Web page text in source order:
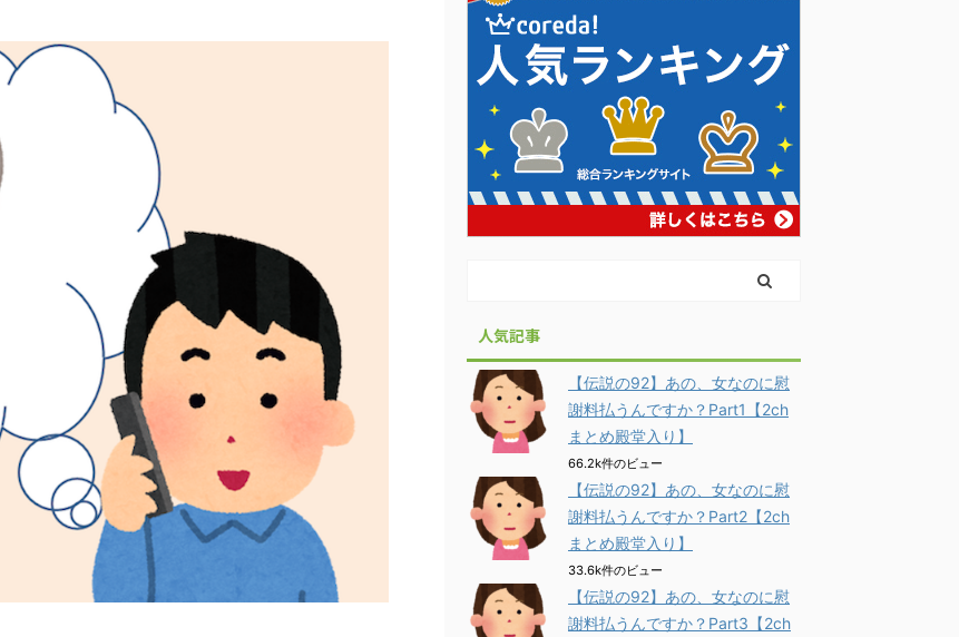
人気記事
【伝説の92】あの、女なのに慰
謝料払うんですか？Part1【2ch
まとめ殿堂入り】
66.2k件のビュー
【伝説の92】あの、女なのに慰
謝料払うんですか？Part2【2ch
まとめ殿堂入り】
33.6k件のビュー
【伝説の92】あの、女なのに慰
謝料払うんですか？Part3【2ch